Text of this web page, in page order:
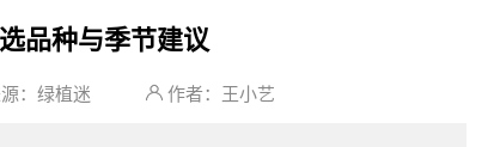
品种与季节建议
： 绿植迷 作者：王小艺